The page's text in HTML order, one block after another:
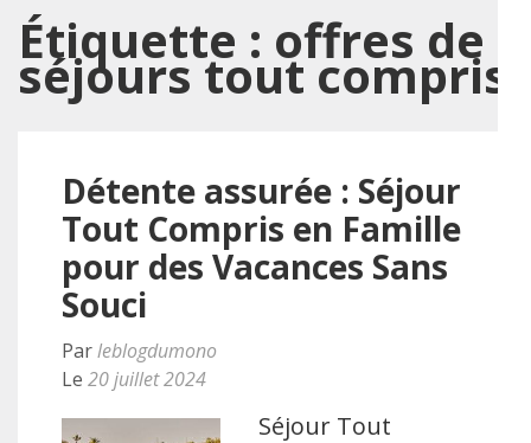
Étiquette : offres de
séjours tout compris
Détente assurée : Séjour
Tout Compris en Famille
pour des Vacances Sans
Souci
Parleblogdumono
Le 20 juillet 2024
Séjour Tout